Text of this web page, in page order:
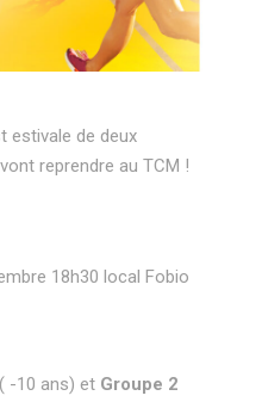
estivale de deux
reprendre au TCM !
18h30 local Fobio
( -10 ans) et Groupe 2